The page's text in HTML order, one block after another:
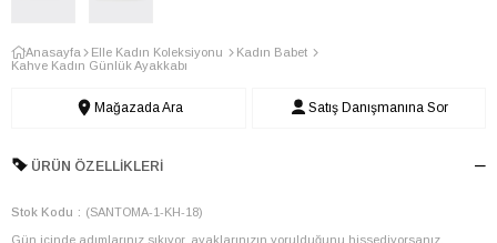
Anasayfa Elle Kadın Koleksiyonu
Kadın Babet
Kahve Kadın Günlük Ayakkabı
Mağazada Ara Satış Danışmanına Sor
ÜRÜN ÖZELLIKLERI
Stok Kodu (SANTOMA-1-KH-18)
Gün içinde adımlarınız sıkıyor, ayaklarınızın yorulduğunu hissediyorsanız,